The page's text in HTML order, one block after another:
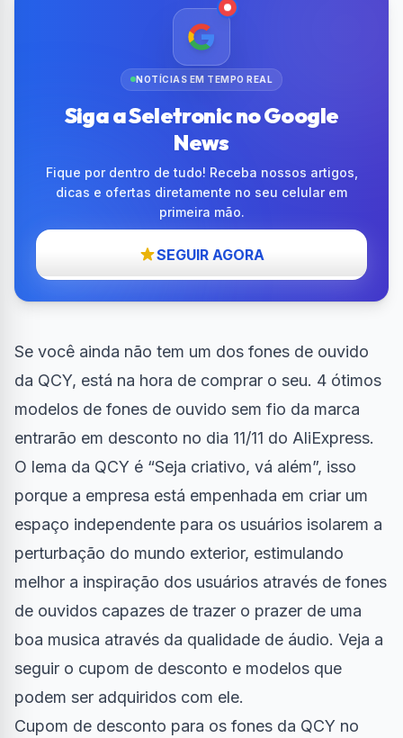
NOTÍCIAS EM TEMPO REAL
Siga a Seletronic no Google
News
Fique por dentro de tudo! Receba nossos artigos,
dicas e ofertas diretamente no seu celular em
primeira mão.
SEGUIR AGORA
Se você ainda não tem um dos fones de ouvido
da QCY, está na hora de comprar o seu. 4 ótimos
modelos de fones de ouvido sem fio da marca
entrarão em desconto no dia 11/11 do AliExpress.
O lema da QCY é “Seja criativo, vá além”, isso
porque a empresa está empenhada em criar um
espaço independente para os usuários isolarem a
perturbação do mundo exterior, estimulando
melhor a inspiração dos usuários através de fones
de ouvidos capazes de trazer o prazer de uma
boa musica através da qualidade de áudio. Veja a
seguir o cupom de desconto e modelos que
podem ser adquiridos com ele.
Cupom de desconto para os fones da QCY no